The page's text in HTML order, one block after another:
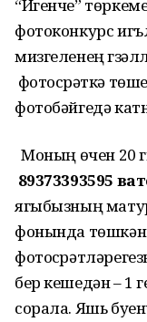
“Игенче”
фотоконкурс
мизгеленең
фотосүрәткә
фотобәйгедә
Моның өчен 20
89373393595
ягыбызның
фонында төшкән
бер кешедән – 1
сорала. Яшь